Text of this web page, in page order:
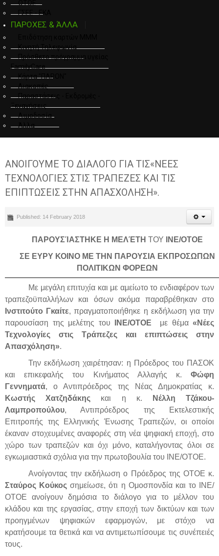
ΟΤΟΕ
ΓΣΕΕ - ΕΚΑ
ΠΑΡΟΧΕΣ & ΆΛΛΑ
Κινητή Τηλεφωνία
Πρόσθετο πρόγραμμα υγείας
FamilyCare
Κάρτα "ΠΑΡΟΝ"
Διακοπές
Παραστάσεις - Εκδρομές -
Ξεναγήσεις
Αιμοδοσία
Άλλα
ΑΝΟΙΓΟΥΜΕ ΤΟ ΔΙΑΛΟΓΟ ΓΙΑ ΤΙΣ«ΝΕΕΣ
ΤΕΧΝΟΛΟΓΙΕΣ ΣΤΙΣ ΤΡΑΠΕΖΕΣ ΚΑΙ ΤΙΣ
ΕΠΙΠΤΩΣΕΙΣ ΣΤΗΝ ΑΠΑΣΧΟΛΗΣΗ».
Published: 14 February 2018
ΠΑΡΟΥΣΊΑΣΤΗΚΕ Η ΜΕΛΈΤΗΤΟΥ
ΙΝΕ/ΟΤΟΕ
ΣΕ ΕΥΡΥ ΚΟΙΝΟ ΜΕ ΤΗΝ ΠΑΡΟΥΣΙΑ ΕΚΠΡΟΣΩΠΩΝ
ΠΟΛΙΤΙΚΩΝ ΦΟΡΕΩΝ
Με μεγάλη επιτυχία και με αμείωτο το ενδιαφέρον των
τραπεζοϋπαλλήλων και όσων ακόμα παραβρέθηκαν στο
Ινστιτούτο Γκαίτε, πραγματοποιήθηκε η εκδήλωση για την
παρουσίαση της μελέτης του
ΙΝΕ/ΟΤΟΕ με θέμα «Νέες
Τεχνολογίες στις Τράπεζες και επιπτώσεις στην
Απασχόληση».
Την εκδήλωση χαιρέτησαν: η Πρόεδρος του ΠΑΣΟΚ
και επικεφαλής του Κινήματος Αλλαγής κ. Φώφη
Γεννηματά, ο Αντιπρόεδρος της Νέας Δημοκρατίας κ.
Κωστής Χατζηδάκης και η κ.
Νέλλη Τζάκου-
Λαμπροπούλου, Αντιπρόεδρος της Εκτελεστικής
Επιτροπής της Ελληνικής Ένωσης Τραπεζών, οι οποίοι
έκαναν στοχευμένες αναφορές στη νέα ψηφιακή εποχή, στο
χώρο των τραπεζών και όχι μόνο, καταλήγοντας όλοι σε
εγκωμιαστικά σχόλια για την πρωτοβουλία του ΙΝΕ/ΟΤΟΕ.
Ανοίγοντας την εκδήλωση ο Πρόεδρος της ΟΤΟΕ κ.
Σταύρος Κούκος σημείωσε, ότι η Ομοσπονδία και το ΙΝΕ/
ΟΤΟΕ ανοίγουν δημόσια το διάλογο για το μέλλον του
κλάδου και της εργασίας, στην εποχή των δικτύων και των
προηγμένων ψηφιακών εφαρμογών, με στόχο να
κρατήσουμε τα θετικά και να αντιμετωπίσουμε τις συνέπειές
τους.